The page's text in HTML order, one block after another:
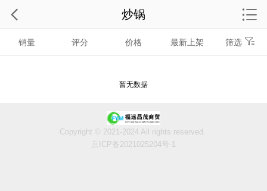
销量 评分 价格 最新上架 筛选
暂无数据
炒锅
Copyright © 2021-2024 All rights reserved.
京ICP备2021025204号-1